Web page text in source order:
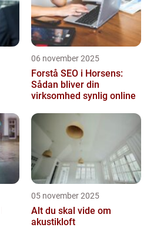
06 november 2025
Forstå SEO i Horsens:
Sådan bliver din
virksomhed synlig online
05 november 2025
Alt du skal vide om
akustikloft